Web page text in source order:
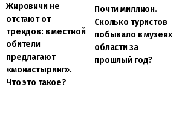
Жировичи не
отстают от
трендов: в местной
обители
предлагают
«монастыринг».
Что это такое?
Почти миллион.
Сколько туристов
побывало в музеях
области за
прошлый год?